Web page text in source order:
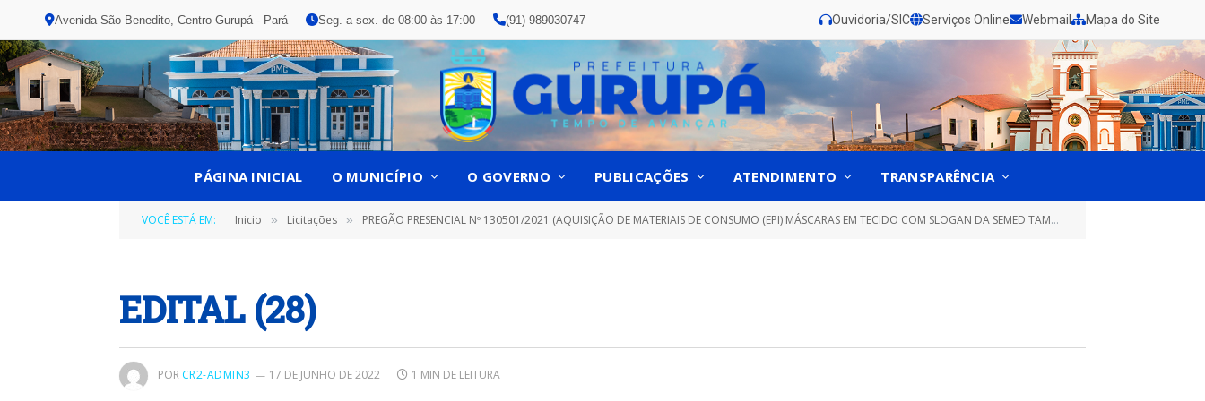
Avenida São Benedito, Centro Gurupá - Pará Seg. a sex. de 08:00 às 17:00 (91) 989030747 Ouvidoria/SIC Serviços Online Webmail Mapa do Site
PÁGINA INICIAL O MUNICÍPIO O GOVERNO PUBLICAÇÕES ATENDIMENTO TRANSPARÊNCIA
VOCÊ ESTÁ EM: Inicio » Licitações » PREGÃO PRESENCIAL Nº 130501/2021 (AQUISIÇÃO DE MATERIAIS DE CONSUMO (EPI) MÁSCARAS EM TECIDO COM SLOGAN DA SEMED TAMANHOS (INFANTIL, P,M,G), RECIPIENTE BISNAGA, AVENTAL PLÁSTICO, TERMÔMETRO SENSOR CLÍNICO, LUVAS AMARELAS CANO CURTO, DISPENSADOR DE ÁLCOOL, ÁLCOOL GEL 5 LITROS)
EDITAL (28)
POR CR2-ADMIN3 17 DE JUNHO DE 2022 1 MIN DE LEITURA